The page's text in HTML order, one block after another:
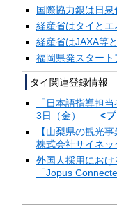
国際協力銀は日
経産省はタイと
経産省はJAXA等
福岡県発スター
タイ関連登録情報
「日本語指導担
3日（金） <
【山梨県の観光
株式会社サイネ
外国人採用にお
「Jopus